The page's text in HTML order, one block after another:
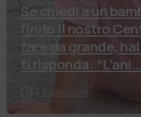
Se chiedi a un
finito il nostro
fare da grande,
ti risponda: “L’ani…
4 Agosto 2026